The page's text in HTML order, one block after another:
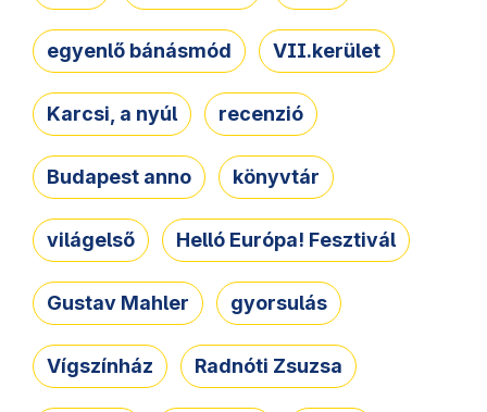
egyenlő bánásmód VII.kerület
Karcsi, a nyúl recenzió
Budapest anno könyvtár
világelső Helló Európa! Fesztivál
Gustav Mahler gyorsulás
Vígszínház Radnóti Zsuzsa